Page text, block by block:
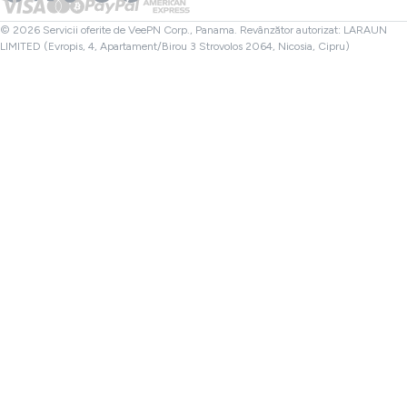
Verificator de fișiere
VPN Turcia
Afiliere
© 2026 Servicii oferite de VeePN Corp., Panama. Revânzător autorizat: LARAUN
LIMITED (Evropis, 4, Apartament/Birou 3 Strovolos 2064, Nicosia, Cipru)